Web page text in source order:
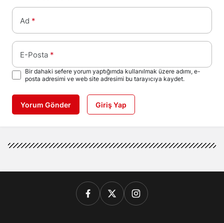
Ad *
E-Posta *
Bir dahaki sefere yorum yaptığımda kullanılmak üzere adımı, e-
posta adresimi ve web site adresimi bu tarayıcıya kaydet.
Yorum Gönder Giriş Yap